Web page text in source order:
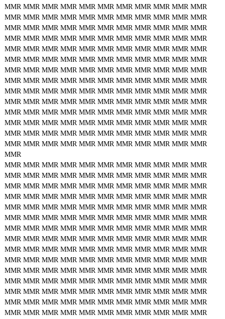
MMR MMR MMR MMR MMR MMR MMR MMR MMR MMR MMR
MMR MMR MMR MMR MMR MMR MMR MMR MMR MMR MMR
MMR MMR MMR MMR MMR MMR MMR MMR MMR MMR MMR
MMR MMR MMR MMR MMR MMR MMR MMR MMR MMR MMR
MMR MMR MMR MMR MMR MMR MMR MMR MMR MMR MMR
MMR MMR MMR MMR MMR MMR MMR MMR MMR MMR MMR
MMR MMR MMR MMR MMR MMR MMR MMR MMR MMR MMR
MMR MMR MMR MMR MMR MMR MMR MMR MMR MMR MMR
MMR MMR MMR MMR MMR MMR MMR MMR MMR MMR MMR
MMR MMR MMR MMR MMR MMR MMR MMR MMR MMR MMR
MMR MMR MMR MMR MMR MMR MMR MMR MMR MMR MMR
MMR MMR MMR MMR MMR MMR MMR MMR MMR MMR MMR
MMR MMR MMR MMR MMR MMR MMR MMR MMR MMR MMR
MMR MMR MMR MMR MMR MMR MMR MMR MMR MMR MMR
MMR
MMR MMR MMR MMR MMR MMR MMR MMR MMR MMR MMR
MMR MMR MMR MMR MMR MMR MMR MMR MMR MMR MMR
MMR MMR MMR MMR MMR MMR MMR MMR MMR MMR MMR
MMR MMR MMR MMR MMR MMR MMR MMR MMR MMR MMR
MMR MMR MMR MMR MMR MMR MMR MMR MMR MMR MMR
MMR MMR MMR MMR MMR MMR MMR MMR MMR MMR MMR
MMR MMR MMR MMR MMR MMR MMR MMR MMR MMR MMR
MMR MMR MMR MMR MMR MMR MMR MMR MMR MMR MMR
MMR MMR MMR MMR MMR MMR MMR MMR MMR MMR MMR
MMR MMR MMR MMR MMR MMR MMR MMR MMR MMR MMR
MMR MMR MMR MMR MMR MMR MMR MMR MMR MMR MMR
MMR MMR MMR MMR MMR MMR MMR MMR MMR MMR MMR
MMR MMR MMR MMR MMR MMR MMR MMR MMR MMR MMR
MMR MMR MMR MMR MMR MMR MMR MMR MMR MMR MMR
MMR MMR MMR MMR MMR MMR MMR MMR MMR MMR MMR